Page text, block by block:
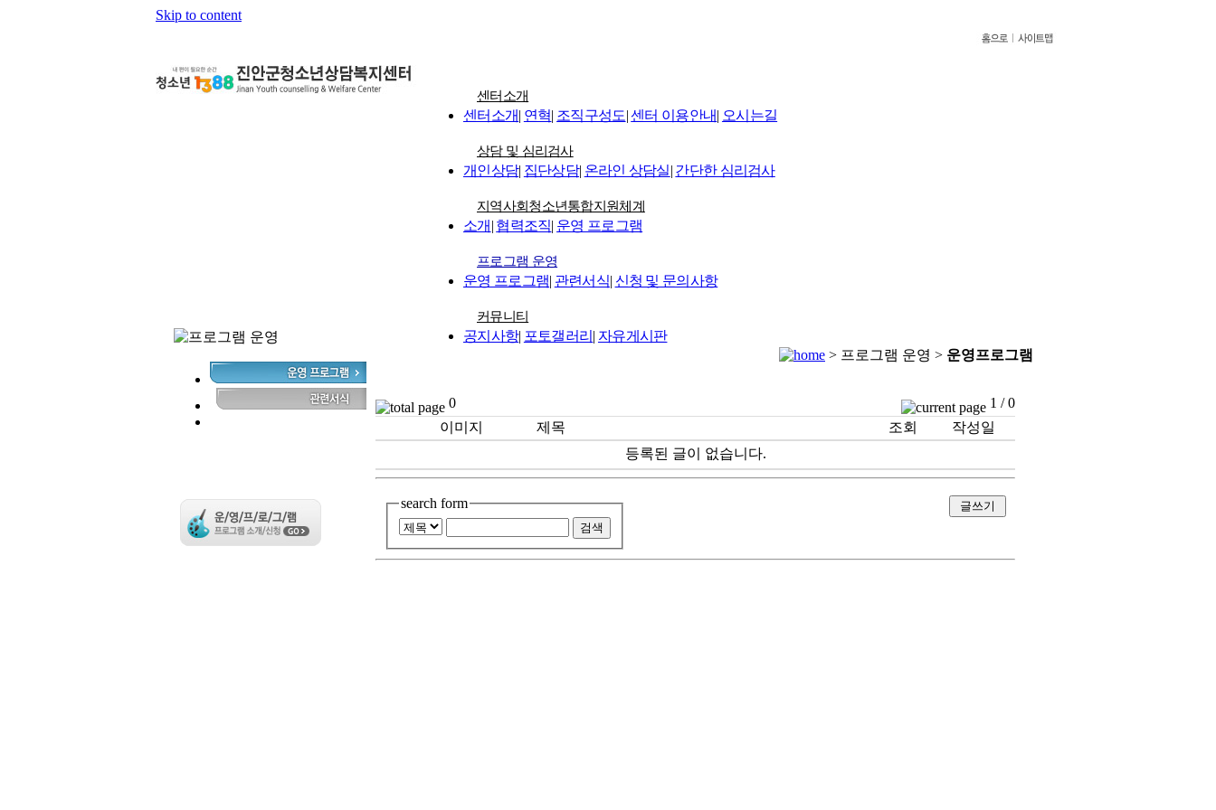
Skip to content
센터소개
센터소개| 연혁| 조직구성도|센터 이용안내| 오시는길
상담 및 심리검사
개인상담| 집단상담| 온라인 상담실| 간단한 심리검사
지역사회청소년통합지원체계
소개 | 협력조직| 운영 프로그램
프로그램 운영
운영 프로그램| 관련서식| 신청 및 문의사항
커뮤니티
공지사항| 포토갤러리 | 자유게시판
> 프로그램 운영 > 운영프로그램
0
1 / 0
이미지 제목 조회
작성일
등록된 글이 없습니다.
search form